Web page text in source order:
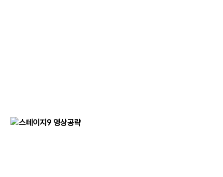
스테이지9 영상공략